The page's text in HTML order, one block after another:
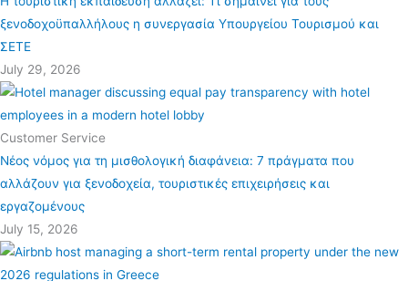
ξενοδοχοϋπαλλήλους η συνεργασία Υπουργείου Τουρισμού και
ΣΕΤΕ
July 29, 2026
Customer Service
Νέος νόμος για τη μισθολογική διαφάνεια: 7 πράγματα που
αλλάζουν για ξενοδοχεία, τουριστικές επιχειρήσεις και
εργαζομένους
July 15, 2026